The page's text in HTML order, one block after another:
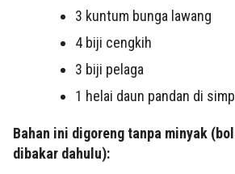
3 kuntum bunga lawang
4 biji cengkih
3 biji pelaga
1 helai daun pandan di
Bahan ini digoreng tanpa minyak
dibakar dahulu):